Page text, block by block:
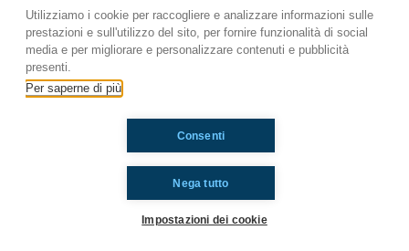
che abbiamo preso. Se volete ascoltarci
seguiteci!
Castel San Pietro Terme
Ti è piaciuto? Condividilo!
Utilizziamo i cookie per raccogliere e analizzare informazioni sulle
prestazioni e sull'utilizzo del sito, per fornire funzionalità di social
media e per migliorare e personalizzare contenuti e pubblicità
presenti.
Per saperne di più
Nega tutto
Consenti
Impostazioni dei cookie